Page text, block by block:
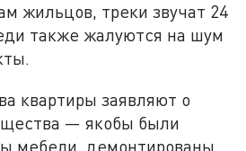
жильцов, треки звучат 24
также жалуются на шум
квартиры заявляют о
— якобы были
мебели, демонтированы